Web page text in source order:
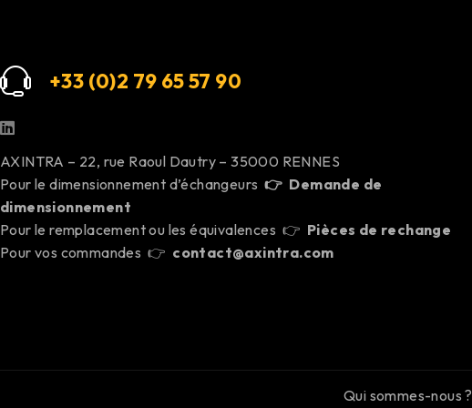
+33 (0)2 79 65 57 90
AXINTRA – 22, rue Raoul Dautry – 35000 RENNES
Pour le dimensionnement d’échangeurs👉 Demande de
dimensionnement
Pour le remplacement ou les équivalences 👉 Pièces de rechange
Pour vos commandes 👉 contact@axintra.com
Qui sommes-nous ?